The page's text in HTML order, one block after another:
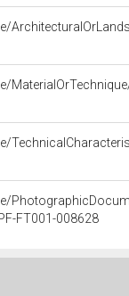
FT001-008628